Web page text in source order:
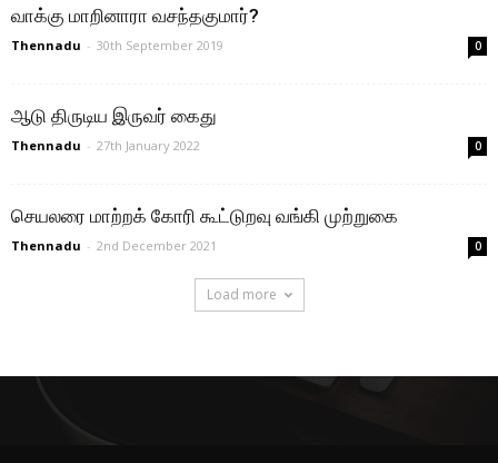
வாக்கு மாறினாரா வசந்தகுமார்?
Thennadu - 30th September 2019 0
ஆடு திருடிய இருவர் கைது
Thennadu - 27th January 2022 0
செயலரை மாற்றக் கோரி கூட்டுறவு வங்கி முற்றுகை
Thennadu - 2nd December 2021 0
Load more